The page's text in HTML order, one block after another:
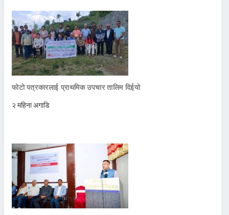
फोटो पत्रकारलाई प्राथमिक उपचार तालिम दिईयो
२ महिना अगाडि